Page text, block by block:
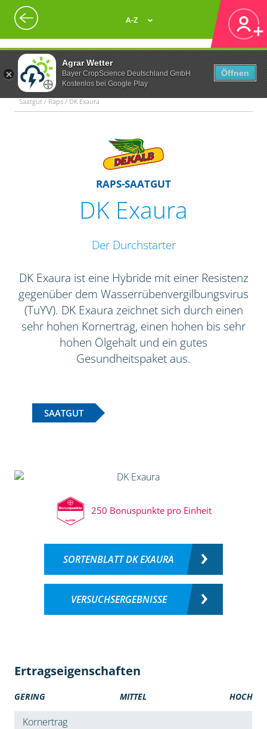
Agrar Wetter
Bayer CropScience Deutschland GmbH
Kostenlos bei Google Play
Öffnen
A-Z
Saatgut / Raps / DK Exaura
RAPS-SAATGUT
DK Exaura
Der Durchstarter
DK Exaura ist eine Hybride mit einer Resistenz
gegenüber dem Wasserrübenvergilbungsvirus
(TuYV). DK Exaura zeichnet sich durch einen
sehr hohen Kornertrag, einen hohen bis sehr
hohen Ölgehalt und ein gutes
Gesundheitspaket aus.
SAATGUT
250 Bonuspunkte pro Einheit
SORTENBLATT DK EXAURA
VERSUCHSERGEBNISSE
Ertragseigenschaften
GERING MITTEL HOCH
Kornertrag